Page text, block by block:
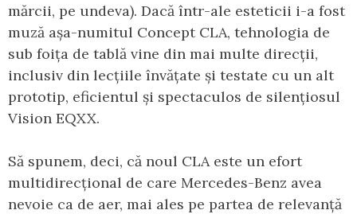
mărcii, pe undeva). Dacă într-ale esteticii i-a fost
muză așa-numitul Concept CLA, tehnologia de
sub foița de tablă vine din mai multe direcții,
inclusiv din lecțiile învățate și testate cu un alt
prototip, eficientul și spectaculos de silențiosul
Vision EQXX.
Să spunem, deci, că noul CLA este un efort
multidirecțional de care Mercedes-Benz avea
nevoie ca de aer, mai ales pe partea de relevanță